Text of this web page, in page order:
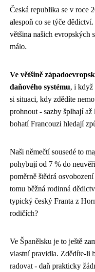
Česká republika se v roce
alespoň co se týče
většina našich evropských
málo.
Ve většině
daňového systému, i když
si situaci, kdy zdědíte
prohnout - sazby šplhají
bohatí Francouzi hledají
Naši němečtí sousedé to
pohybují od 7 % do
poměrně štědrá
tomu běžná rodinná
typický český Franta z
rodičích?
Ve Španělsku je to ještě
vlastní pravidla. Zdědíte-li
radovat - daň prakticky